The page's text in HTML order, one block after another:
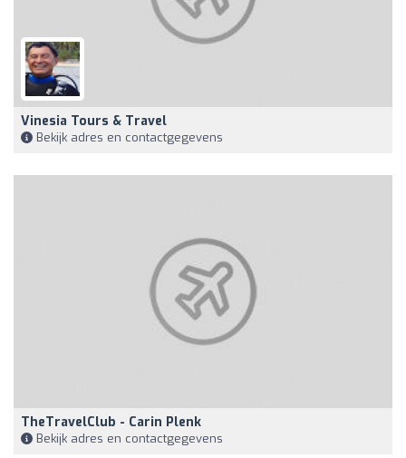
Vinesia Tours & Travel
Bekijk adres en contactgegevens
TheTravelClub - Carin Plenk
Bekijk adres en contactgegevens